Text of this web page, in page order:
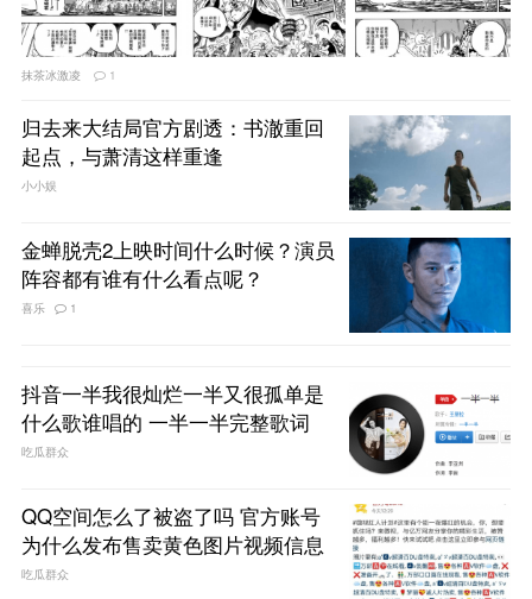
抹茶冰激凌 1
归去来大结局官方剧透：书澈重回
起点，与萧清这样重逢
小小娱
金蝉脱壳2上映时间什么时候？演员
阵容都有谁有什么看点呢？
喜乐 1
抖音一半我很灿烂一半又很孤单是
什么歌谁唱的 一半一半完整歌词
吃瓜群众
QQ空间怎么了被盗了吗 官方账号
为什么发布售卖黄色图片视频信息
吃瓜群众